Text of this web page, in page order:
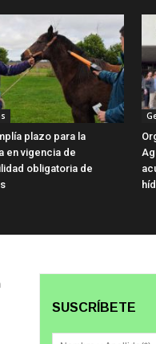
plazo para la
en vigencia de
obligatoria de
SUSCRÍBETE